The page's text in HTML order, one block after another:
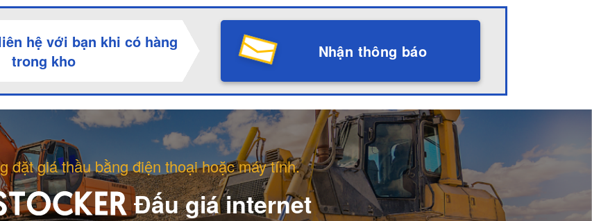
hệ với bạn khi có hàng
trong kho
Nhận thông báo
đặt giá thầu bằng điện thoại hoặc máy tính.
Đấu giá internet